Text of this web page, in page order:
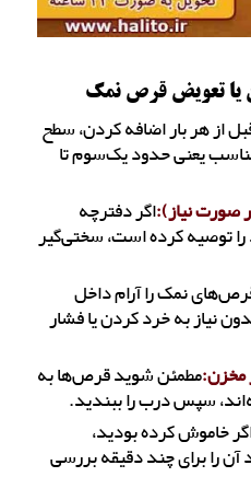
یا تعویض قرص نمک
از هر بار اضافه کردن، سطح
یعنی حدود یک‌سوم تا
نیاز):اگر دفترچه
را توصیه کرده است، سختی‌گیر
نمک را آرام داخل
نیاز به خرد کردن یا فشار
مطمئن شوید قرص‌ها به
سپس درب را ببندید.
خاموش کرده بودید،
را برای چند دقیقه بررسی